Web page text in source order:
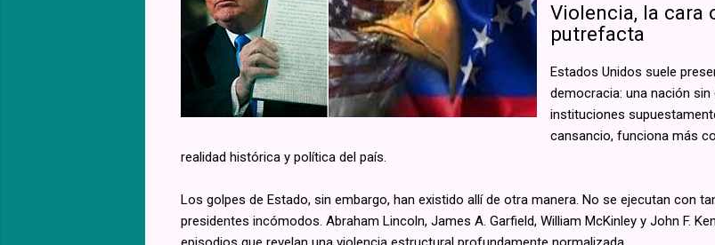
Violencia, la cara
putrefacta
Estados Unidos suele
democracia: una nación
instituciones
cansancio, funciona más
realidad histórica y política del país.
Los golpes de Estado, sin embargo, han existido allí de otra manera. No se ejecutan con
presidentes incómodos. Abraham Lincoln, James A. Garfield, William McKinley y John F.